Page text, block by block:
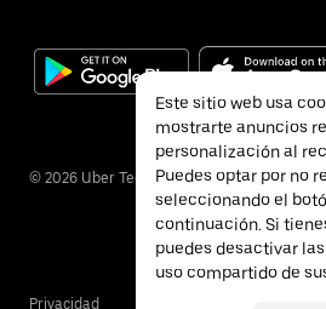
© 2026 Uber Technologies Inc.
Privacidad
Este sitio web usa
mostrarte anuncios
personalización al
Puedes optar por no
seleccionando el
continuación. Si
puedes desactivar
uso compartido de